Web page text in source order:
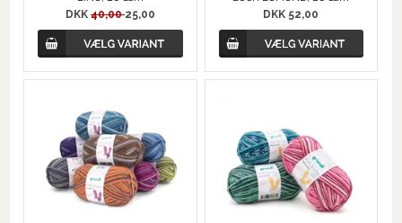
DKK 40,0025,00 DKK 52,00